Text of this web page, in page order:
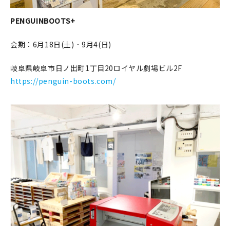
PENGUINBOOTS+
会期：6月18日(土)‐9月4(日)
岐阜県岐阜市日ノ出町1丁目20ロイヤル劇場ビル2F
https://penguin-boots.com/